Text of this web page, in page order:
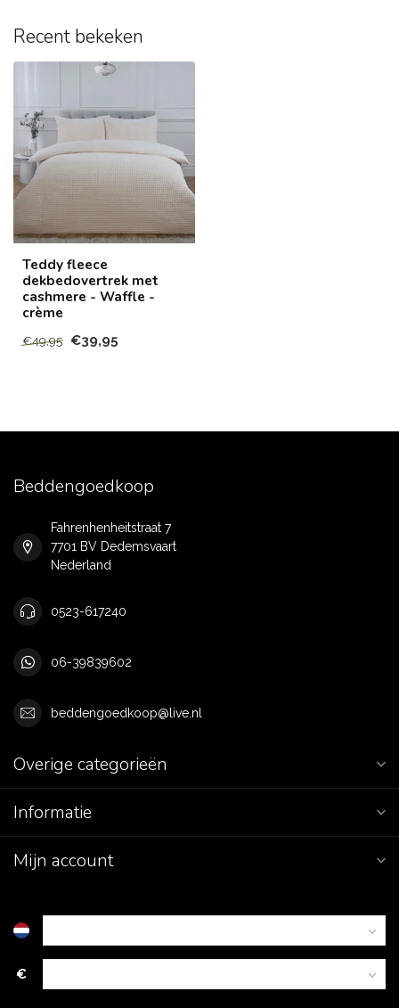
Recent bekeken
Teddy fleece
dekbedovertrek met
cashmere - Waffle -
crème
€49,95 €39,95
Beddengoedkoop
Fahrenhenheitstraat 7
7701 BV Dedemsvaart
Nederland
0523-617240
06-39839602
beddengoedkoop@live.nl
Overige categorieën
Informatie
Mijn account
€